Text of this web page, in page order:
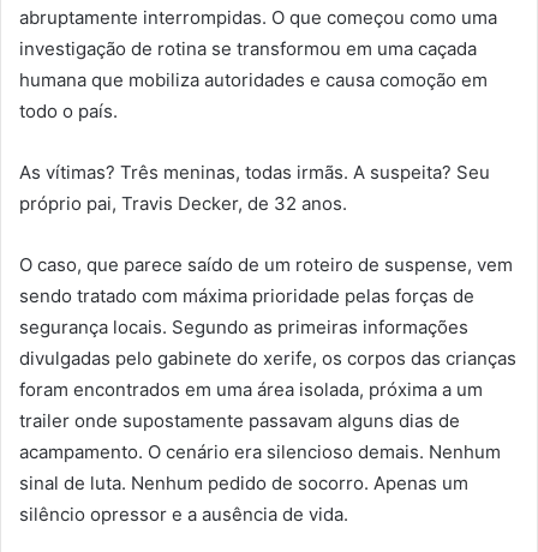
abruptamente interrompidas. O que começou como uma
investigação de rotina se transformou em uma caçada
humana que mobiliza autoridades e causa comoção em
todo o país.
As vítimas? Três meninas, todas irmãs. A suspeita? Seu
próprio pai, Travis Decker, de 32 anos.
O caso, que parece saído de um roteiro de suspense, vem
sendo tratado com máxima prioridade pelas forças de
segurança locais. Segundo as primeiras informações
divulgadas pelo gabinete do xerife, os corpos das crianças
foram encontrados em uma área isolada, próxima a um
trailer onde supostamente passavam alguns dias de
acampamento. O cenário era silencioso demais. Nenhum
sinal de luta. Nenhum pedido de socorro. Apenas um
silêncio opressor e a ausência de vida.